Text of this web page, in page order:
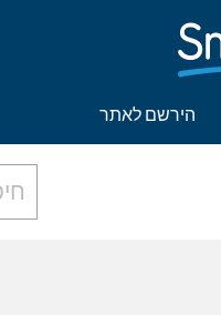
הירשם לאתר